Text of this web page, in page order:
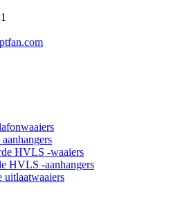
HVLS -waaiers
HVLS -aanhangers
uitlaatwaaiers